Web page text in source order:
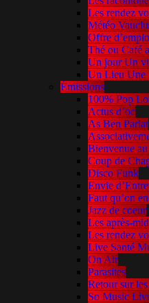
Les rendez
Météo
Offre
Thé ou Café
Un jour Un
Un Lieu Une
Émissions
100% Pop
Actus d’oc
As Ben Parlat
Bienvenue
Coup de
Disco Funk
Envie
Faut qu’on
Jazz de coeur
Les après-
Les rendez
Live Santé
On Air
Parasites
Retour sur
So Music